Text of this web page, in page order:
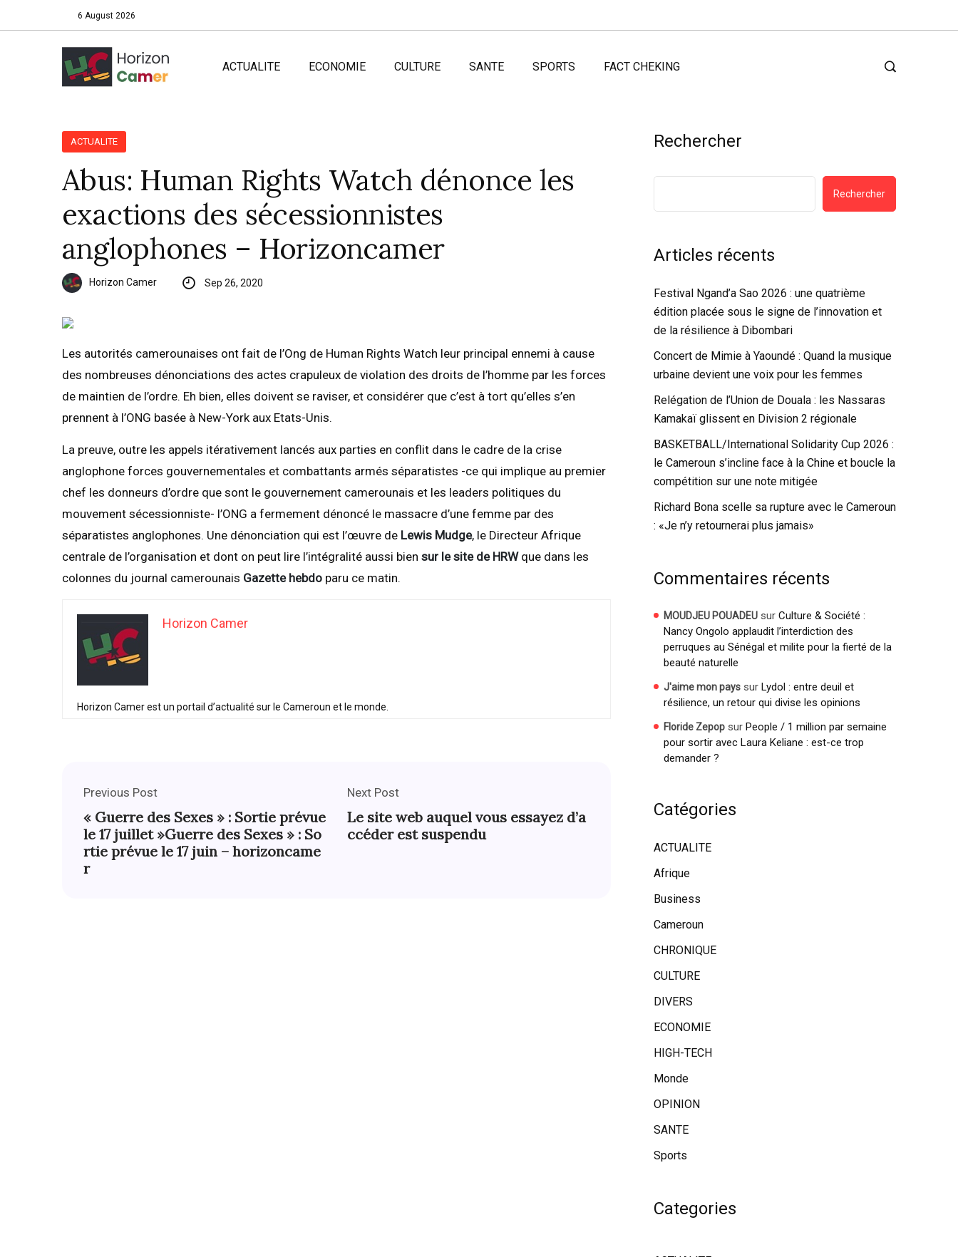
6 August 2026
ACTUALITE ECONOMIE CULTURE SANTE SPORTS FACT CHEKING
ACTUALITE
Abus: Human Rights Watch dénonce les
exactions des sécessionnistes
anglophones – Horizoncamer
Horizon Camer Sep 26, 2020
Les autorités camerounaises ont fait de l’Ong de Human Rights Watch leur principal ennemi à cause
des nombreuses dénonciations des actes crapuleux de violation des droits de l’homme par les forces
de maintien de l’ordre. Eh bien, elles doivent se raviser, et considérer que c’est à tort qu’elles s’en
prennent à l’ONG basée à New-York aux Etats-Unis.
La preuve, outre les appels itérativement lancés aux parties en conflit dans le cadre de la crise
anglophone forces gouvernementales et combattants armés séparatistes -ce qui implique au premier
chef les donneurs d’ordre que sont le gouvernement camerounais et les leaders politiques du
mouvement sécessionniste- l’ONG a fermement dénoncé le massacre d’une femme par des
séparatistes anglophones. Une dénonciation qui est l’œuvre de Lewis Mudge, le Directeur Afrique
centrale de l’organisation et dont on peut lire l’intégralité aussi bien sur le site de HRWque dans les
colonnes du journal camerounais Gazette hebdo paru ce matin.
Horizon Camer
Horizon Camer est un portail d’actualité sur le Cameroun et le monde.
Previous Post
« Guerre des Sexes » : Sortie prévue
le 17 juillet »Guerre des Sexes » : So
rtie prévue le 17 juin – horizoncame
r
Next Post
Le site web auquel vous essayez d’a
ccéder est suspendu
Rechercher
Rechercher
Articles récents
Festival Ngand’a Sao 2026 : une quatrième
édition placée sous le signe de l’innovation et
de la résilience à Dibombari
Concert de Mimie à Yaoundé : Quand la musique
urbaine devient une voix pour les femmes
Relégation de l’Union de Douala : les Nassaras
Kamakaï glissent en Division 2 régionale
BASKETBALL/International Solidarity Cup 2026 :
le Cameroun s’incline face à la Chine et boucle la
compétition sur une note mitigée
Richard Bona scelle sa rupture avec le Cameroun
: «Je n’y retournerai plus jamais»
Commentaires récents
MOUDJEU POUADEU sur Culture & Société :
Nancy Ongolo applaudit l’interdiction des
perruques au Sénégal et milite pour la fierté de la
beauté naturelle
J'aime mon pays sur Lydol : entre deuil et
résilience, un retour qui divise les opinions
Floride Zepop sur People / 1 million par semaine
pour sortir avec Laura Keliane : est-ce trop
demander ?
Catégories
ACTUALITE
Afrique
Business
Cameroun
CHRONIQUE
CULTURE
DIVERS
ECONOMIE
HIGH-TECH
Monde
OPINION
SANTE
Sports
Categories